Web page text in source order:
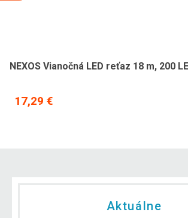
NEXOS Vianočná LED reťaz 18 m, 200
17,29 €
Aktuálne